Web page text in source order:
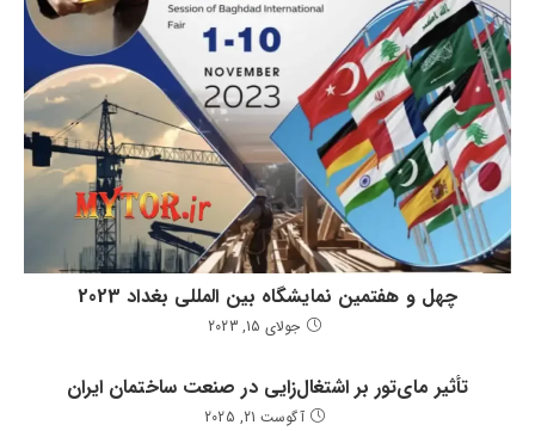
چهل و هفتمین نمایشگاه بین المللی بغداد 2023
جولای 15, 2023
تأثیر مای‌تور بر اشتغال‌زایی در صنعت ساختمان ایران
آگوست 21, 2025